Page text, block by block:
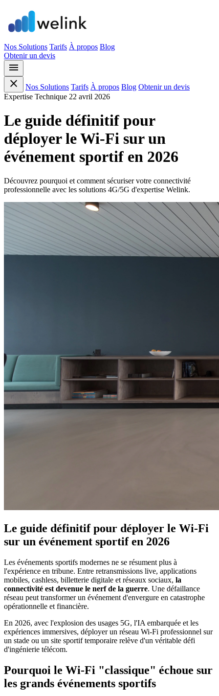
Nos Solutions Tarifs À propos Blog
Obtenir un devis
menu
close
Nos Solutions Tarifs À propos Blog Obtenir un devis
Expertise Technique 22 avril 2026
Le guide définitif pour
déployer le Wi-Fi sur un
événement sportif en 2026
Découvrez pourquoi et comment sécuriser votre connectivité
professionnelle avec les solutions 4G/5G d'expertise Welink.
Le guide définitif pour déployer le Wi-Fi
sur un événement sportif en 2026
Les événements sportifs modernes ne se résument plus à
l'expérience en tribune. Entre retransmissions live, applications
mobiles, cashless, billetterie digitale et réseaux sociaux, la
connectivité est devenue le nerf de la guerre. Une défaillance
réseau peut transformer un événement d'envergure en catastrophe
opérationnelle et financière.
En 2026, avec l'explosion des usages 5G, l'IA embarquée et les
expériences immersives, déployer un réseau Wi-Fi professionnel sur
un stade ou un site sportif temporaire relève d'un véritable défi
d'ingénierie télécom.
Pourquoi le Wi-Fi "classique" échoue sur
les grands événements sportifs